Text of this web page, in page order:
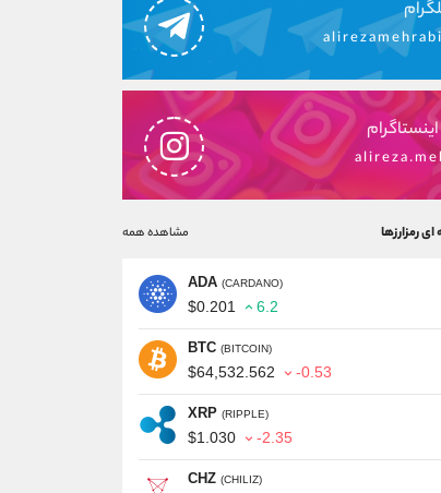
رمزارزها مشاهده همه
ADA (CARDANO)
$0.201 6.2
BTC (BITCOIN)
$64,532.562 -0.53
XRP (RIPPLE)
$1.030 -2.35
CHZ (CHILIZ)